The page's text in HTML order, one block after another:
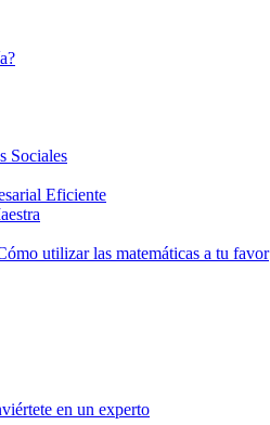
Sociales
Eficiente
utilizar las matemáticas a tu favor
en un experto